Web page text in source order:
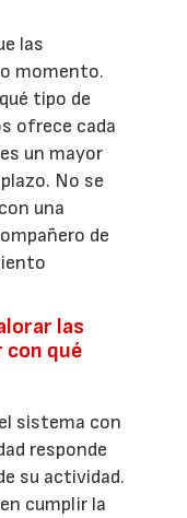
las
momento.
tipo de
ofrece cada
un mayor
No se
una
de
las
con qué
sistema con
responde
su actividad.
cumplir la